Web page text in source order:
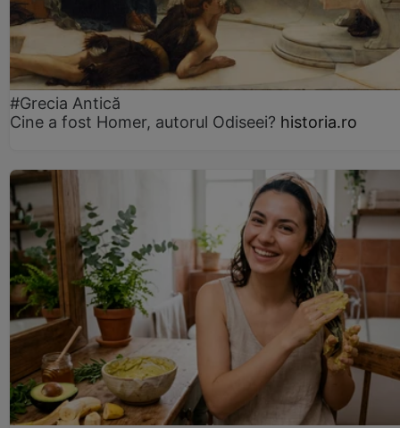
#Grecia Antică
Cine a fost Homer, autorul Odiseei? historia.ro